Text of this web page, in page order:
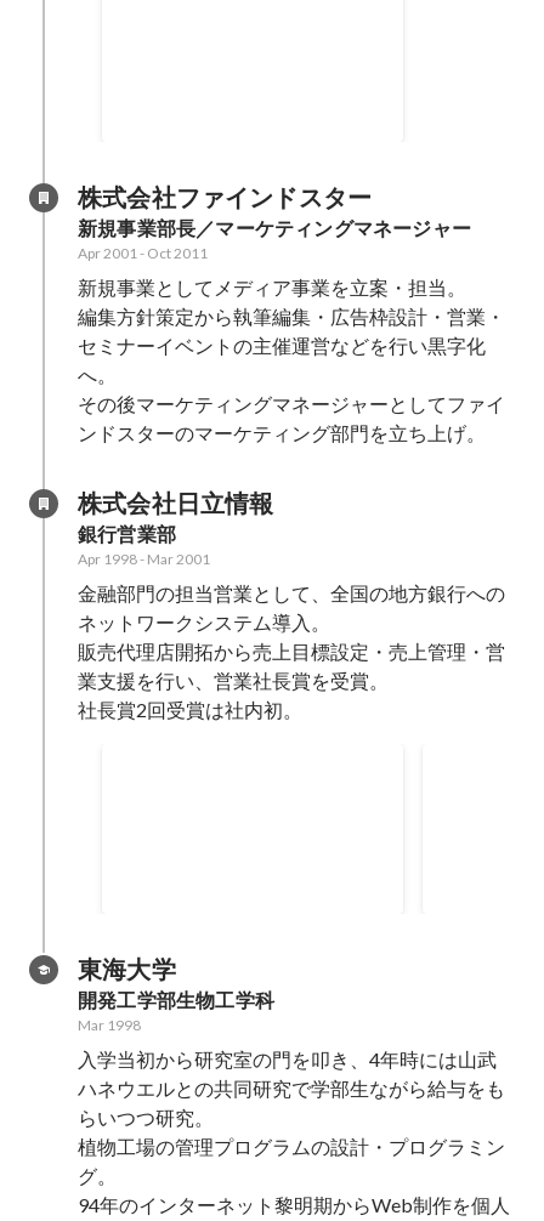
株式会社ファインドスター
新規事業部長／マーケティングマネージャー
Apr 2001- Oct 2011
新規事業としてメディア事業を立案・担当。
編集方針策定から執筆編集・広告枠設計・営業・
セミナーイベントの主催運営などを行い黒字化
へ。
その後マーケティングマネージャーとしてファイ
ンドスターのマーケティング部門を立ち上げ。
株式会社日立情報
銀行営業部
Apr 1998- Mar 2001
金融部門の担当営業として、全国の地方銀行への
ネットワークシステム導入。
販売代理店開拓から売上目標設定・売上管理・営
業支援を行い、営業社長賞を受賞。
社長賞2回受賞は社内初。
東海大学
開発工学部生物工学科
Mar 1998
入学当初から研究室の門を叩き、4年時には山武
ハネウエルとの共同研究で学部生ながら給与をも
らいつつ研究。
植物工場の管理プログラムの設計・プログラミン
グ。
94年のインターネット黎明期からWeb制作を個人